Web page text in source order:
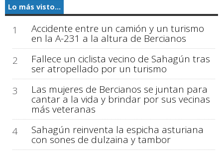
Lo más visto...
1 Accidente entre un camión y un turismo
en la A-231 a la altura de Bercianos
2
Fallece un ciclista vecino de Sahagún tras
ser atropellado por un turismo
3
Las mujeres de Bercianos se juntan para
cantar a la vida y brindar por sus vecinas
más veteranas
4
Sahagún reinventa la espicha asturiana
con sones de dulzaina y tambor